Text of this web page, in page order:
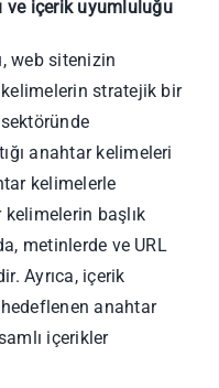
ve içerik uyumluluğu
web sitenizin
stratejik bir
sektöründe
anahtar kelimeleri
kelimelerle
başlık
metinlerde ve URL
Ayrıca, içerik
anahtar
içerikler